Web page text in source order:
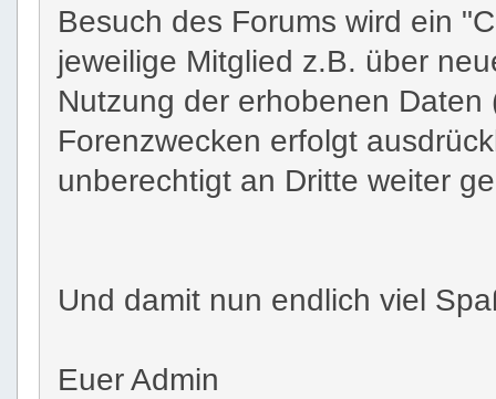
Besuch des Forums wird ein
jeweilige Mitglied z.B. über
Nutzung der erhobenen
Forenzwecken erfolgt
unberechtigt an Dritte weiter
Und damit nun endlich viel
Euer Admin